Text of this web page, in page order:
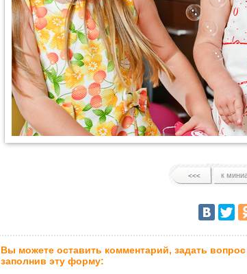
к
Вы можете оставить комментарий, задать
заполнив эту форму: